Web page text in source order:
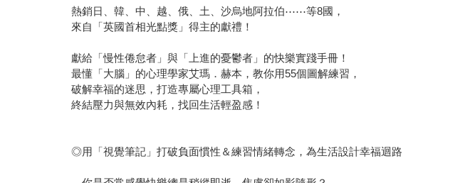
熱銷日、韓、中、越、俄、土、沙烏地阿拉伯⋯⋯等8國，
來自「英國首相光點獎」得主的獻禮！
獻給「慢性倦怠者」與「上進的憂鬱者」的快樂實踐手冊！
最懂「大腦」的心理學家艾瑪．赫本，教你用55個圖解練習，
破解幸福的迷思，打造專屬心理工具箱，
終結壓力與無效內耗，找回生活輕盈感！
◎用「視覺筆記」打破負面慣性＆練習情緒轉念，為生活設計幸福迴路